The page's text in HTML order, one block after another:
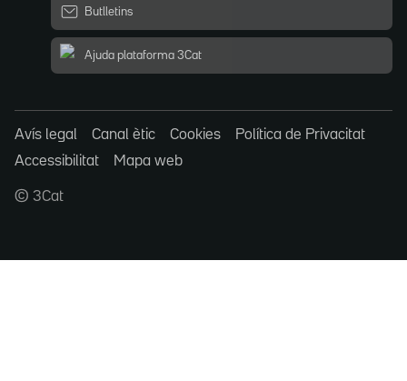
Butlletins
Ajuda plataforma 3Cat
Avís legal Canal ètic Cookies
Política de Privacitat
Accessibilitat
Mapa web
© 3Cat